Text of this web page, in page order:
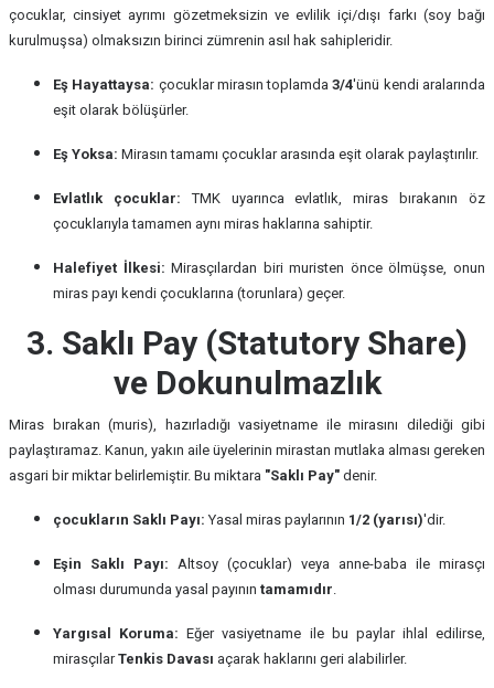
çocuklar, cinsiyet ayrımı gözetmeksizin ve evlilik içi/dışı farkı (soy bağı
kurulmuşsa) olmaksızın birinci zümrenin asıl hak sahipleridir.
Eş Hayattaysa: çocuklar mirasın toplamda3/4'ünü kendi aralarında
eşit olarak bölüşürler.
Eş Yoksa: Mirasın tamamı çocuklar arasında eşit olarak paylaştırılır.
Evlatlık çocuklar: TMK uyarınca evlatlık, miras bırakanın öz
çocuklarıyla tamamen aynı miras haklarına sahiptir.
Halefiyet İlkesi: Mirasçılardan biri muristen önce ölmüşse, onun
miras payı kendi çocuklarına (torunlara) geçer.
3. Saklı Pay (Statutory Share)
ve Dokunulmazlık
Miras bırakan (muris), hazırladığı vasiyetname ile mirasını dilediği gibi
paylaştıramaz. Kanun, yakın aile üyelerinin mirastan mutlaka alması gereken
asgari bir miktar belirlemiştir. Bu miktara "Saklı Pay" denir.
çocukların Saklı Payı: Yasal miras paylarının 1/2 (yarısı)'dir.
Eşin Saklı Payı: Altsoy (çocuklar) veya anne-baba ile mirasçı
olması durumunda yasal payının tamamıdır.
Yargısal Koruma: Eğer vasiyetname ile bu paylar ihlal edilirse,
mirasçılarTenkis Davası açarak haklarını geri alabilirler.